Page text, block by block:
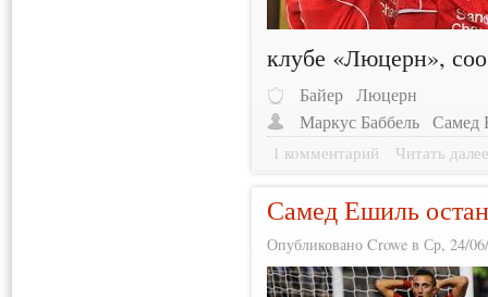
клубе «Люцерн»,
Байер Люцерн
Маркус Баббель Самед
1 комментарий Читать
Самед Ешиль
Опубликовано Crowe в Ср, 24/